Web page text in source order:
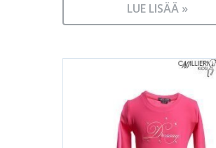
LUE LISÄÄ »